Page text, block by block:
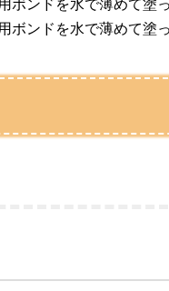
ボンドを水で薄めて塗
ボンドを水で薄めて塗